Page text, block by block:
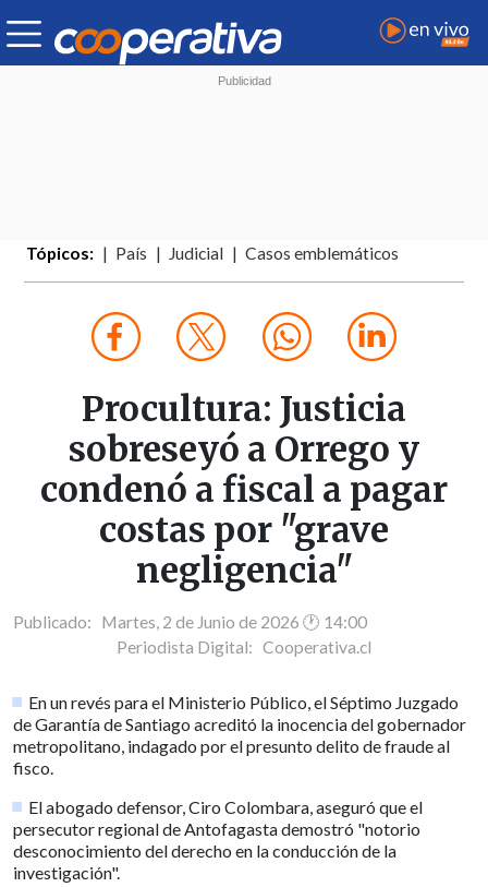
Tópicos: País Judicial Casos emblemáticos
Procultura: Justicia
sobreseyó a Orrego y
condenó a fiscal a pagar
costas por "grave
negligencia"
Publicado: Martes, 2 de Junio de 2026 🕐 14:00
Periodista Digital: Cooperativa.cl
En un revés para el Ministerio Público, el Séptimo Juzgado
de Garantía de Santiago acreditó la inocencia del gobernador
metropolitano, indagado por el presunto delito de fraude al
fisco.
El abogado defensor, Ciro Colombara, aseguró que el
persecutor regional de Antofagasta demostró "notorio
desconocimiento del derecho en la conducción de la
investigación".